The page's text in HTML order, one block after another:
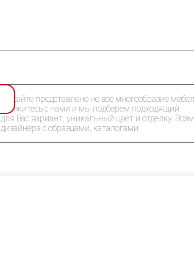
На сайте представлено не все многообразие
Свяжитесь с нами и мы подберем подходящий
для Вас вариант, уникальный цвет и отделку.
дизайнера с образцами, каталогами